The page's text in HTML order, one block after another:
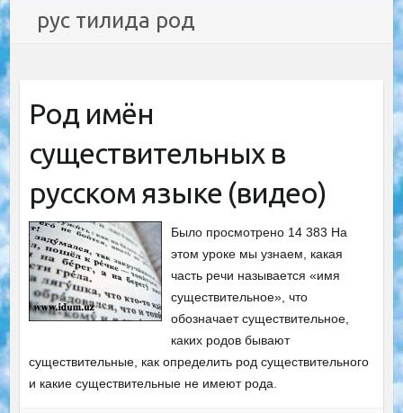
рус тилида род
Род имён
существительных в
русском языке (видео)
Было просмотрено 14 383 На
этом уроке мы узнаем, какая
часть речи называется «имя
существительное», что
обозначает существительное,
каких родов бывают
существительные, как определить род существительного
и какие существительные не имеют рода.